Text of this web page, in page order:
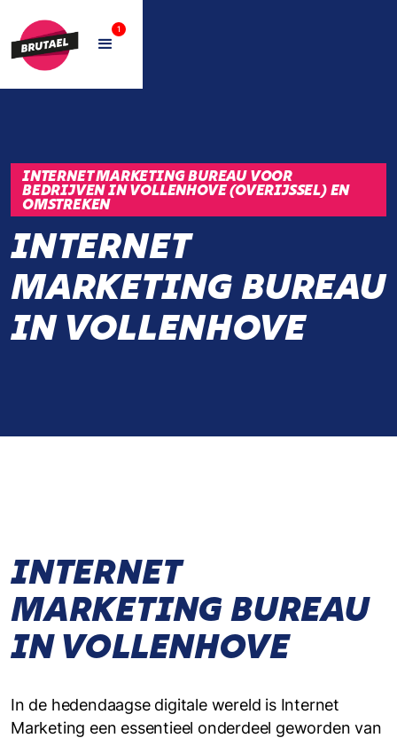
1
INTERNET MARKETING BUREAU VOOR
BEDRIJVEN IN VOLLENHOVE (OVERIJSSEL) EN
OMSTREKEN
INTERNET
MARKETING BUREAU
IN VOLLENHOVE
INTERNET
MARKETING BUREAU
IN VOLLENHOVE
In de hedendaagse digitale wereld is Internet
Marketing een essentieel onderdeel geworden van